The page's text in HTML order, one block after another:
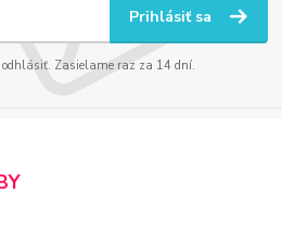
Prihlásiť sa
odhlásiť. Zasielame raz za 14 dní.